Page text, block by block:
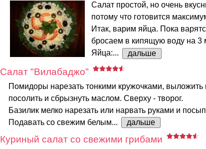
Салат простой, но очень
потому что готовится
Итак, варим яйца. Пока
бросаем в кипящую воду на 3
Яйца:...
дальше
Салат "Вилабаджо"
Помидоры нарезать тонкими кружочками, выложить
посолить и сбрызнуть маслом. Сверху - творог.
Базилик мелко нарезать или нарвать руками и
Подавать со свежим белым...
дальше
Куриный салат со свежими грибами